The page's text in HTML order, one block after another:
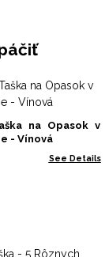
na Opasok v
- Vínová
See Details